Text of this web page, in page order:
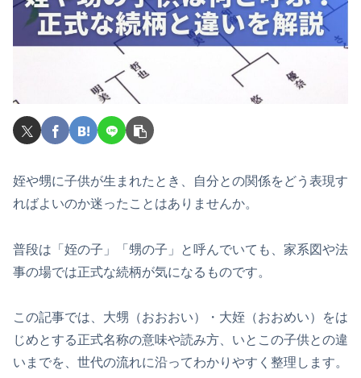
姪や甥に子供が生まれたとき、自分との関係をどう表現す
ればよいのか迷ったことはありませんか。
普段は「姪の子」「甥の子」と呼んでいても、家系図や法
事の場では正式な続柄が気になるものです。
この記事では、大甥（おおおい）・大姪（おおめい）をは
じめとする正式名称の意味や読み方、いとこの子供との違
いまでを、世代の流れに沿ってわかりやすく整理します。